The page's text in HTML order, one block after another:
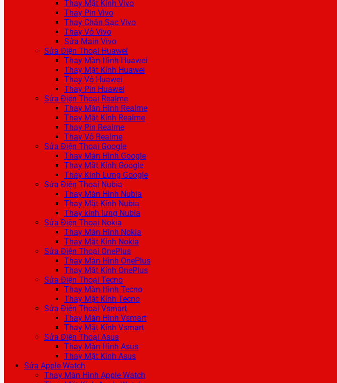
Thay Mặt Kính Vivo
Thay Pin Vivo
Thay Chân Sạc Vivo
Thay Vỏ Vivo
Sửa Main Vivo
Sửa Điện Thoại Huawei
Thay Màn Hình Huawei
Thay Mặt Kính Huawei
Thay Vỏ Huawei
Thay Pin Huawei
Sửa Điện Thoại Realme
Thay Màn Hình Realme
Thay Mặt Kính Realme
Thay Pin Realme
Thay Vỏ Realme
Sửa Điện Thoại Google
Thay Màn Hình Google
Thay Mặt Kính Google
Thay Kính Lưng Google
Sửa Điện Thoại Nubia
Thay Màn Hình Nubia
Thay Mặt Kính Nubia
Thay kính lưng Nubia
Sửa Điện Thoại Nokia
Thay Màn Hình Nokia
Thay Mặt Kính Nokia
Sửa Điện Thoại OnePlus
Thay Màn Hình OnePlus
Thay Mặt Kính OnePlus
Sửa Điện Thoại Tecno
Thay Màn Hình Tecno
Thay Mặt Kính Tecno
Sửa Điện Thoại Vsmart
Thay Màn Hình Vsmart
Thay Mặt Kính Vsmart
Sửa Điện Thoại Asus
Thay Màn Hình Asus
Thay Mặt Kính Asus
Sửa Apple Watch
Thay Màn Hình Apple Watch